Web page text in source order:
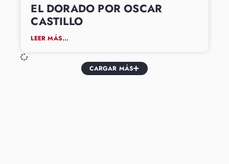
EL DORADO POR OSCAR
CASTILLO
LEER MÁS...
CARGAR MÁS